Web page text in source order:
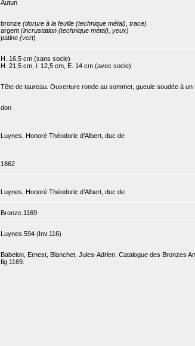
Autun
bronze (dorure à la feuille (technique métal), trace)
argent (incrustation (technique métal), yeux)
patine (vert)
H. 16,5 cm (sans socle)
H. 21,5 cm, l. 12,5 cm, E. 14 cm (avec socle)
Tête de taureau. Ouverture ronde au sommet, gueule soudée à un
don
Luynes, Honoré Théodoric d’Albert, duc de
1862
Luynes, Honoré Théodoric d’Albert, duc de
Bronze.1169
Luynes.594 (Inv.116)
Babelon, Ernest, Blanchet, Jules-Adrien. Catalogue des Bronzes
fig.1169.